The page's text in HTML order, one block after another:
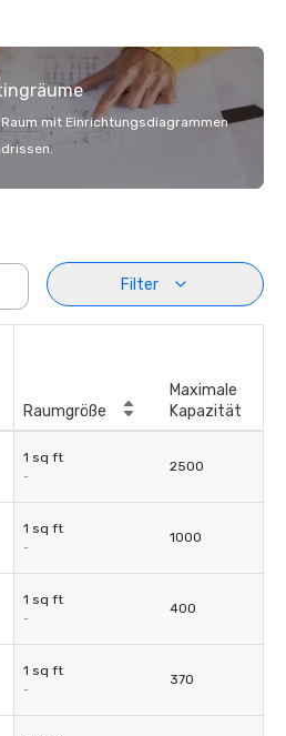
mit Einrichtungsdiagrammen
Filter
Raumgröße
Maximale
Kapazität
1 sq ft
-
2500
1 sq ft
-
1000
1 sq ft
-
400
1 sq ft
-
370